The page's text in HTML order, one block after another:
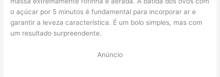
o açúcar por 5 minutos é fundamental para incorporar ar e
garantir a leveza característica. É um bolo simples, mas com
um resultado surpreendente.
Anúncio